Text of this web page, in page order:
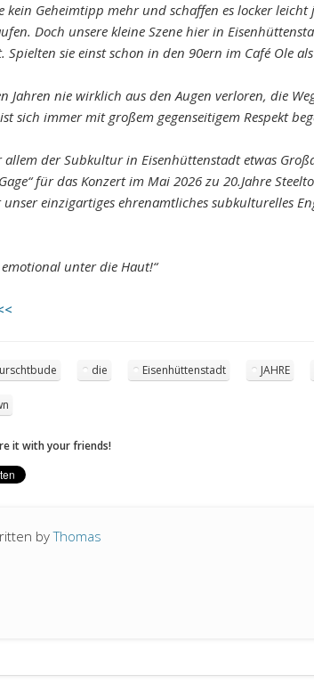
kein Geheimtipp mehr und schaffen es locker leicht
Doch unsere kleine Szene hier in
Spielten sie einst schon in den 90ern im Café Ole
Jahren nie wirklich aus den Augen verloren, die
sich immer mit großem gegenseitigem Respekt
allem der Subkultur in Eisenhüttenstadt etwas
für das Konzert im Mai 2026 zu 20.Jahre
einzigartiges ehrenamtliches subkulturelles
unter die Haut!“
die Eisenhüttenstadt JAHRE
it with your friends!
byThomas